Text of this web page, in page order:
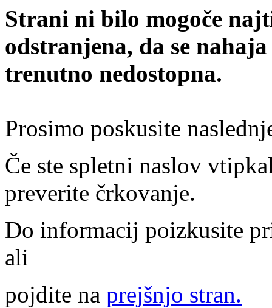
Strani ni bilo mogoče
odstranjena, da se
trenutno nedostopna.
Prosimo poskusite
Če ste spletni naslov
preverite črkovanje.
Do informacij poizkusite
ali
pojdite na prejšnjo stran.